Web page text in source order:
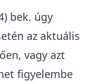
esetén a NAV